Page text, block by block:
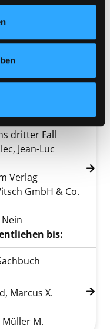
Zustimmung
verändern.
unserer
Silke
Beste
dritter Fall
Jean-Luc
Verlag
GmbH & Co.
Nein
bis:
anzeigen
Marcus X. Suche
Müller M.